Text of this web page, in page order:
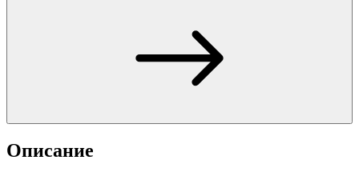
Описание